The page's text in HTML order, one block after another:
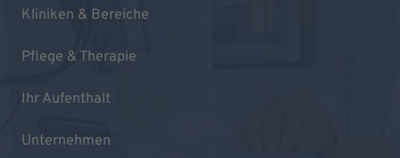
Kliniken & Bereiche
Pflege & Therapie
Ihr Aufenthalt
Unternehmen